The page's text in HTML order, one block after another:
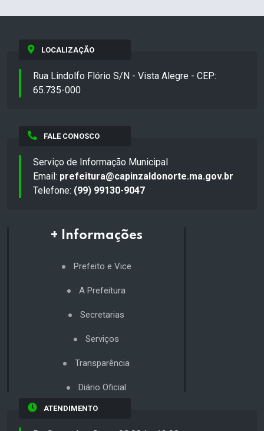
LOCALIZAÇÃO
Rua Lindolfo Flório S/N - Vista Alegre - CEP:
65.735-000
FALE CONOSCO
Serviço de Informação Municipal
Email: prefeitura@capinzaldonorte.ma.gov.br
Telefone: (99) 99130-9047
+ Informações
Prefeito e Vice
A Prefeitura
Secretarias
Serviços
Transparência
Diário Oficial
ATENDIMENTO